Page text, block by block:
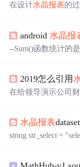
在设计水晶报表的
数据库表的所有记
需要的数据呢?这就
水晶报表传递...
android 水晶报
--Sum()函数统计的
uestion/
Sum (fld)Sum (fld,...
2019怎么引用
在给领导演示公司
很难的样子? 错！
置步骤：1、整理报
的 月份。3、添加查
水晶报表
string str_select =